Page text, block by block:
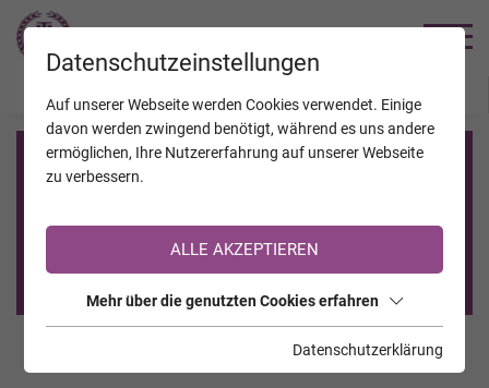
Registrierung auf TrauerHilfe.it
Sie sind noch nicht auf TrauerHilfe.it registriert?
>> zur kostenlosen Registrierung <<
Datenschutzeinstellungen
Auf unserer Webseite werden Cookies verwendet. Einige
davon werden zwingend benötigt, während es uns andere
ermöglichen, Ihre Nutzererfahrung auf unserer Webseite
zu verbessern.
ALLE AKZEPTIEREN
Mehr über die genutzten Cookies erfahren
Datenschutzerklärung
JAHRESTAGE KALENDER VERSTORBENE